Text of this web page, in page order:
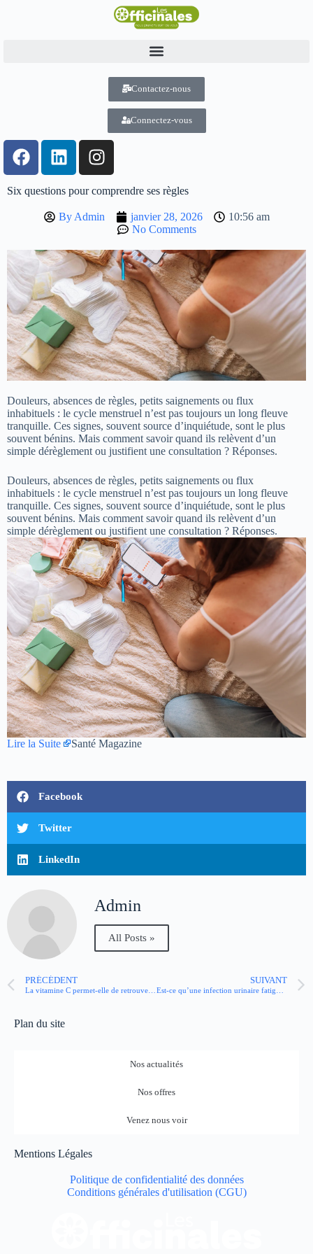
Contactez-nous
Connectez-vous
Six questions pour comprendre ses règles
ByAdmin janvier 28, 2026
10:56 am
No Comments
Douleurs, absences de règles, petits saignements ou flux
inhabituels : le cycle menstruel n’est pas toujours un long fleuve
tranquille. Ces signes, souvent source d’inquiétude, sont le plus
souvent bénins. Mais comment savoir quand ils relèvent d’un
simple dérèglement ou justifient une consultation ? Réponses.
Douleurs, absences de règles, petits saignements ou flux
inhabituels : le cycle menstruel n’est pas toujours un long fleuve
tranquille. Ces signes, souvent source d’inquiétude, sont le plus
souvent bénins. Mais comment savoir quand ils relèvent d’un
simple dérèglement ou justifient une consultation ? Réponses.
Lire la Suite Santé Magazine
Facebook
Twitter
LinkedIn
Admin
All Posts »
PRÉCÉDENT SUIVANT
Plan du site
Nos actualités
Nos offres
Venez nous voir
Mentions Légales
Politique de confidentialité des données
Conditions générales d'utilisation (CGU)